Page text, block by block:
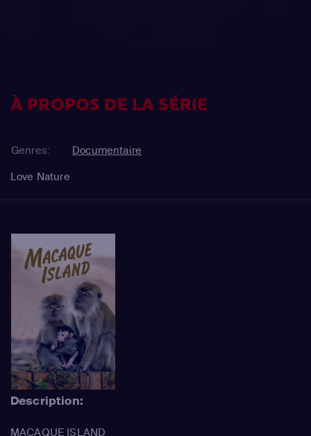
À PROPOS DE LA SÉRIE
Genres:
Documentaire
Love Nature
Description:
MACAQUE ISLAND